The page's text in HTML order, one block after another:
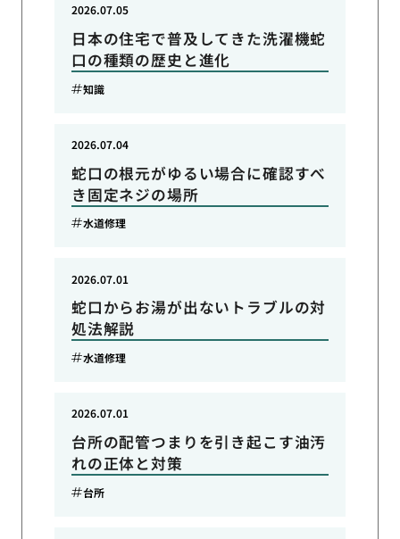
日本の住宅で普及してきた洗濯機蛇
口の種類の歴史と進化
2026.07.05
知識
蛇口の根元がゆるい場合に確認すべ
き固定ネジの場所
2026.07.04
水道修理
蛇口からお湯が出ないトラブルの対
処法解説
2026.07.01
水道修理
台所の配管つまりを引き起こす油汚
れの正体と対策
2026.07.01
台所